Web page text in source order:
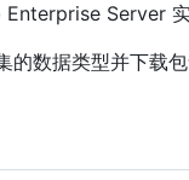
Server
的数据类型并下载